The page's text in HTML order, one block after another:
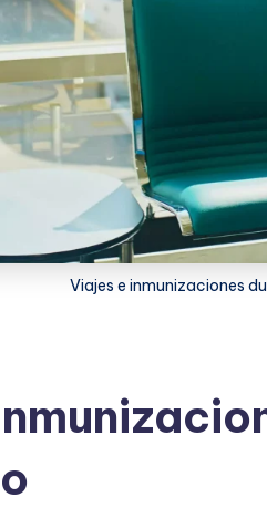
Viajes e inmunizaciones